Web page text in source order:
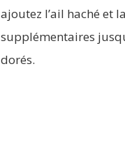
ajoutez l’ail haché et
supplémentaires
dorés.